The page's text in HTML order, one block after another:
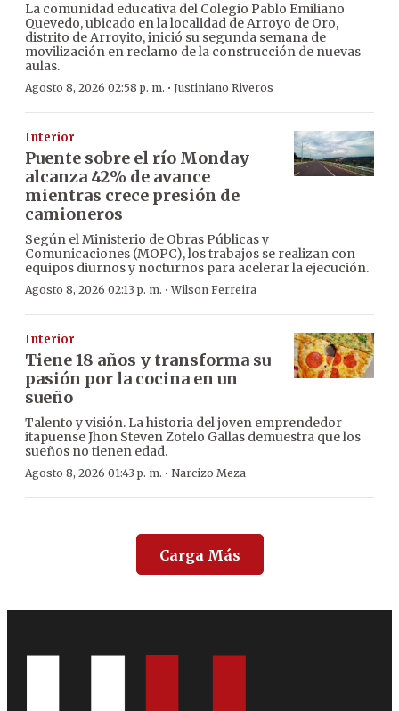
La comunidad educativa del Colegio Pablo Emiliano
Quevedo, ubicado en la localidad de Arroyo de Oro,
distrito de Arroyito, inició su segunda semana de
movilización en reclamo de la construcción de nuevas
aulas.
Agosto 8, 2026 02:58 p. m. · Justiniano Riveros
Interior
Puente sobre el río Monday
alcanza 42% de avance
mientras crece presión de
camioneros
Según el Ministerio de Obras Públicas y
Comunicaciones (MOPC), los trabajos se realizan con
equipos diurnos y nocturnos para acelerar la ejecución.
Agosto 8, 2026 02:13 p. m. ·Wilson Ferreira
Interior
Tiene 18 años y transforma su
pasión por la cocina en un
sueño
Talento y visión. La historia del joven emprendedor
itapuense Jhon Steven Zotelo Gallas demuestra que los
sueños no tienen edad.
Agosto 8, 2026 01:43 p. m. · Narcizo Meza
Carga Más